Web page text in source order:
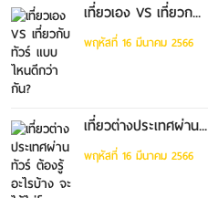
เที่ยวเอง VS เที่ยวก...
พฤหัสที่ 16 มีนาคม 2566
เที่ยวต่างประเทศผ่าน...
พฤหัสที่ 16 มีนาคม 2566